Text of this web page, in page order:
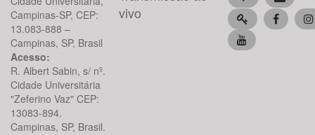
Campinas-SP, CEP:
13.083-888 –
Campinas, SP, Brasil
Acesso:
R. Albert Sabin, s/ nº.
Cidade Universitária
"Zeferino Vaz" CEP:
13083-894.
Campinas, SP, Brasil.
vivo